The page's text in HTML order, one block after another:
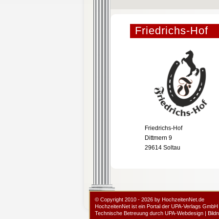
Friedrichs-Hof
Friedrichs-Hof
Dittmern 9
29614 Soltau
© Copyright 2010 - 2026 by HochzeitenNet.de
HochzeitenNet ist ein Portal der UPA-Verlags GmbH
Technische Betreuung durch UPA-Webdesign |